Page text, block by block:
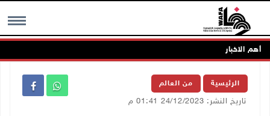
MENU أهم الاخبار
الرئيسية من العالم
تاريخ النشر: 24/12/2023 01:41 م